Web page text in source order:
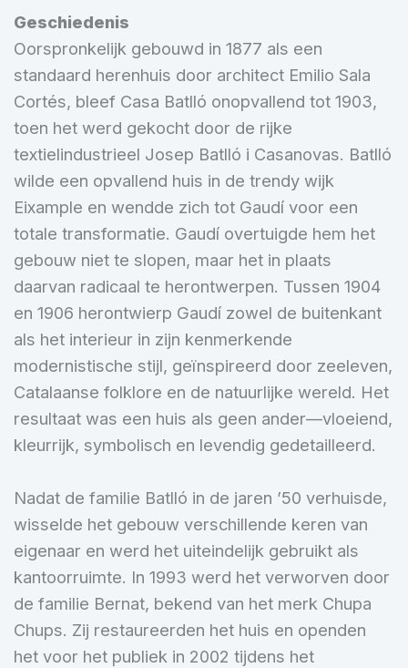
Geschiedenis
Oorspronkelijk gebouwd in 1877 als een
standaard herenhuis door architect Emilio Sala
Cortés, bleef Casa Batlló onopvallend tot 1903,
toen het werd gekocht door de rijke
textielindustrieel Josep Batlló i Casanovas. Batlló
wilde een opvallend huis in de trendy wijk
Eixample en wendde zich tot Gaudí voor een
totale transformatie. Gaudí overtuigde hem het
gebouw niet te slopen, maar het in plaats
daarvan radicaal te herontwerpen. Tussen 1904
en 1906 herontwierp Gaudí zowel de buitenkant
als het interieur in zijn kenmerkende
modernistische stijl, geïnspireerd door zeeleven,
Catalaanse folklore en de natuurlijke wereld. Het
resultaat was een huis als geen ander—vloeiend,
kleurrijk, symbolisch en levendig gedetailleerd.
Nadat de familie Batlló in de jaren ’50 verhuisde,
wisselde het gebouw verschillende keren van
eigenaar en werd het uiteindelijk gebruikt als
kantoorruimte. In 1993 werd het verworven door
de familie Bernat, bekend van het merk Chupa
Chups. Zij restaureerden het huis en openden
het voor het publiek in 2002 tijdens het